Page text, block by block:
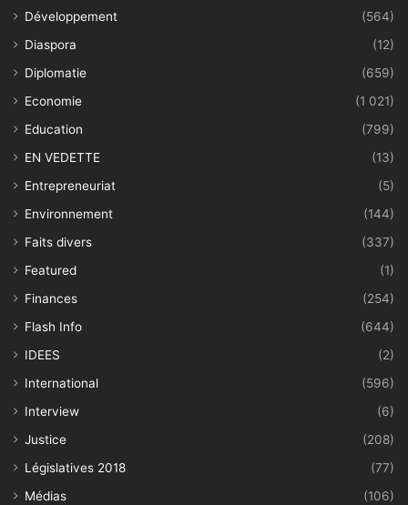
Développement
(564)
Diaspora
(12)
Diplomatie
(659)
Economie
(1 021)
Education
(799)
EN VEDETTE
(13)
Entrepreneuriat
(5)
Environnement
(144)
Faits divers
(337)
Featured
(1)
Finances
(254)
Flash Info
(644)
IDEES
(2)
International
(596)
Interview
(6)
Justice
(208)
Législatives 2018
(77)
Médias
(106)